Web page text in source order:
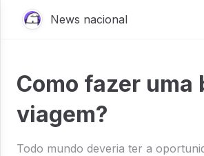
News nacional
Como fazer uma
viagem?
Todo mundo deveria ter a